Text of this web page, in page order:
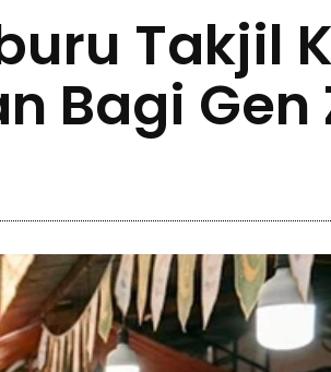
Takjil
Bagi